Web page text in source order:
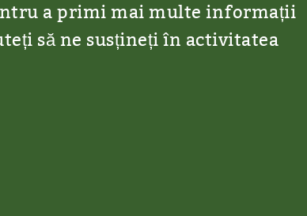
a primi mai multe informații
să ne susțineți în activitatea